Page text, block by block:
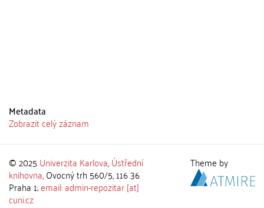
Metadata
Zobrazit celý záznam
© 2025 Univerzita Karlova,Ústřední
knihovna, Ovocný trh 560/5, 116 36
Praha 1;email: admin-repozitar [at]
cuni.cz
Theme by